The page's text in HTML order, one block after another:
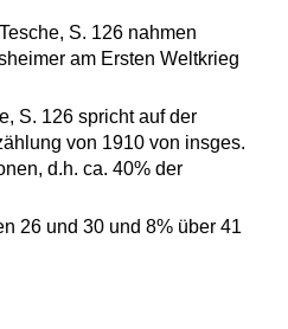
S. 126 nahmen
am Ersten Weltkrieg
S. 126 spricht auf der
von 1910 von insges.
d.h. ca. 40% der
26 und 30 und 8% über 41